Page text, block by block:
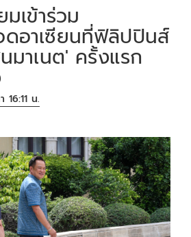
เข้าร่วม
ดอาเซียนที่ฟิลิปปินส์
มาเนต' ครั้งแรก
16:11 น.